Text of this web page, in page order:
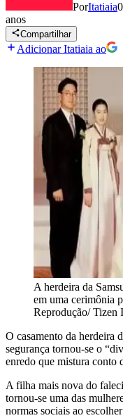
PorItatiaia
anos
Compartilhar
Adicionar Itatiaia ao
A herdeira da
em uma cerimônia
Reprodução/ Tizen
O casamento da herdeira
segurança tornou-se o
enredo que mistura conto
A filha mais nova do
tornou-se uma das
normas sociais ao